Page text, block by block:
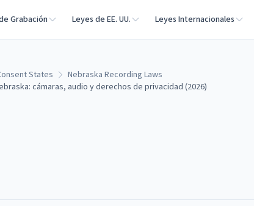
Grabación Leyes de EE. UU. Leyes Internacionales
States
Nebraska Recording Laws
cámaras, audio y derechos de privacidad (2026)